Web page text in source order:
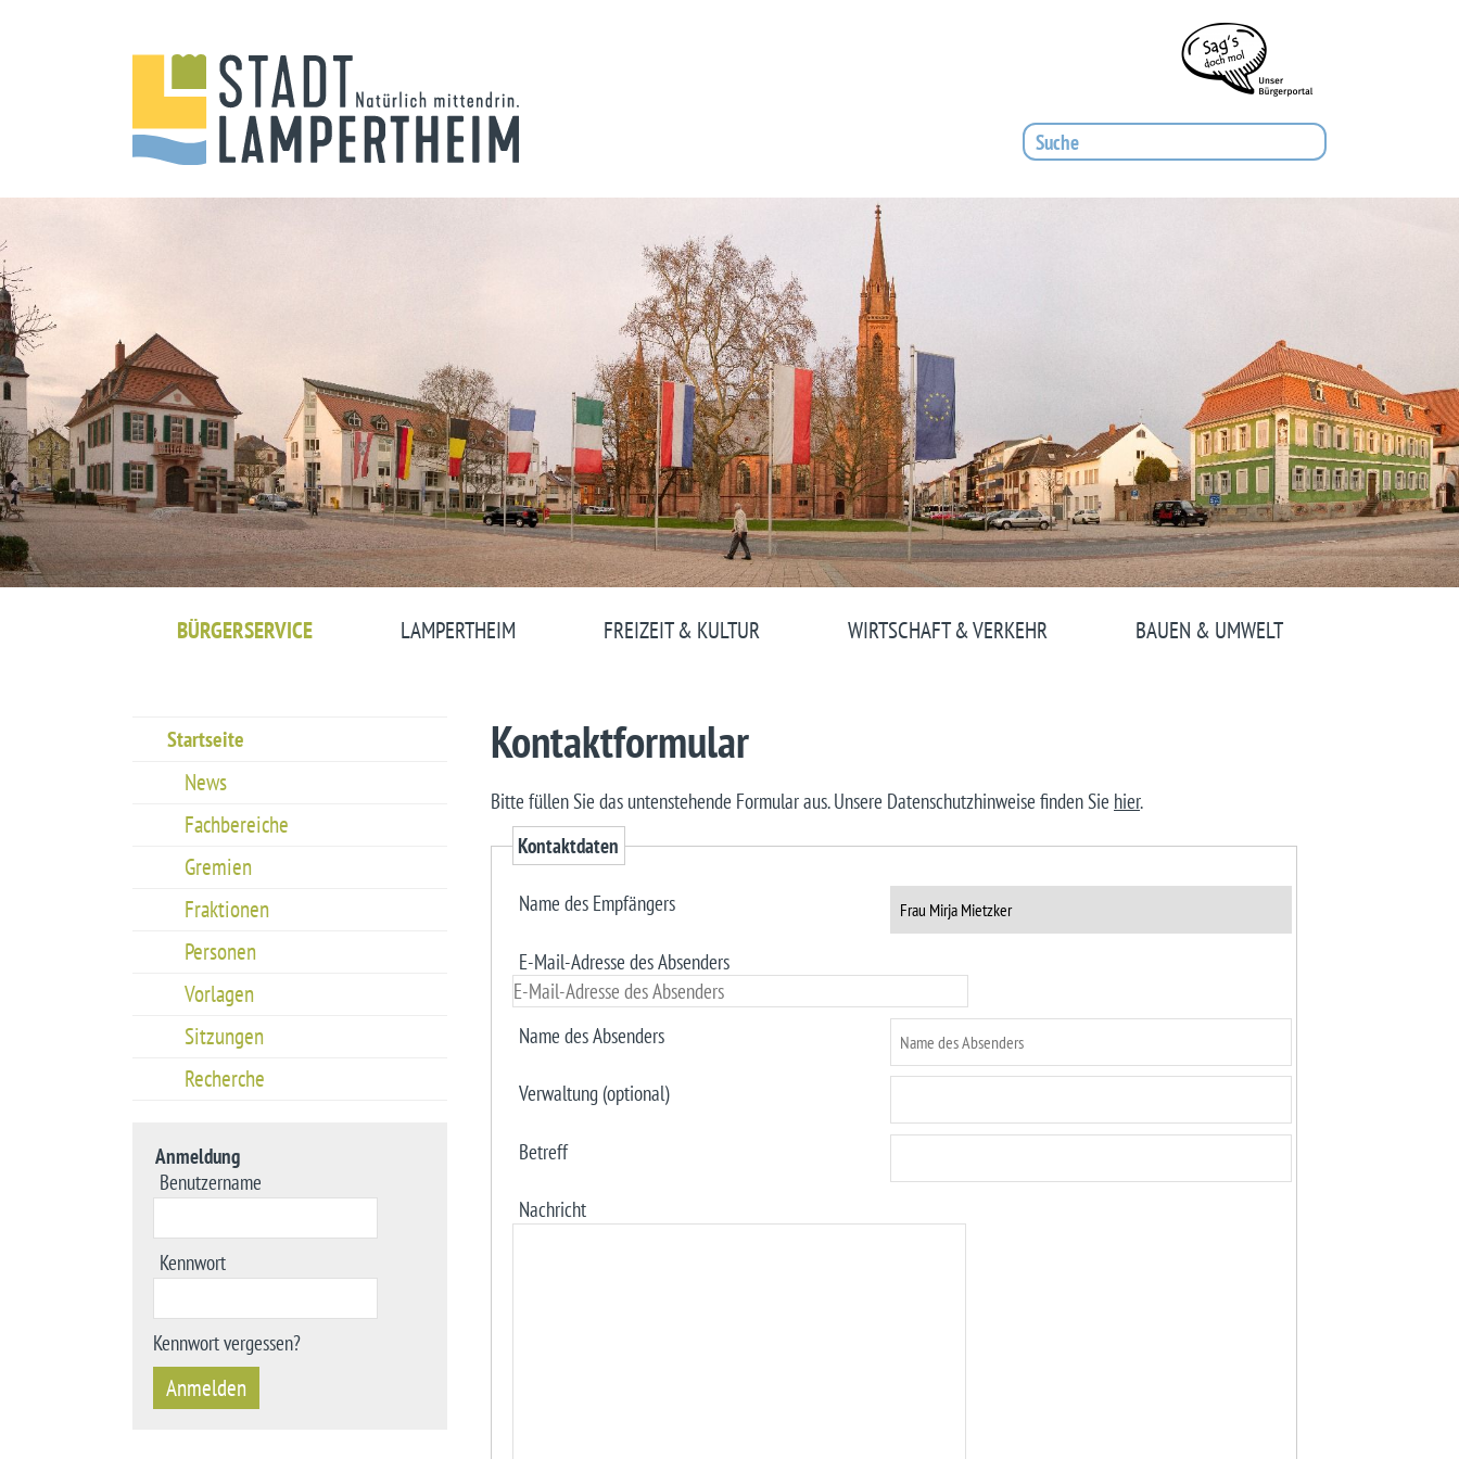
BÜRGERSERVICE LAMPERTHEIM FREIZEIT & KULTUR WIRTSCHAFT & VERKEHR BAUEN & UMWELT
Startseite
News
Fachbereiche
Gremien
Fraktionen
Personen
Vorlagen
Sitzungen
Recherche
Anmeldung
Benutzername
Kennwort
Kennwort vergessen?
Kontaktformular
Bitte füllen Sie das untenstehende Formular aus. Unsere Datenschutzhinweise finden Sie hier.
Kontaktdaten
Name des Empfängers
E-Mail-Adresse des Absenders
Name des Absenders
Verwaltung (optional)
Betreff
Nachricht